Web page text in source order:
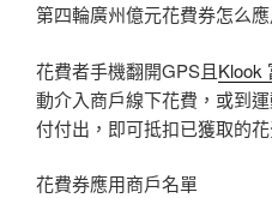
第四輪廣州億元花費券怎么應
花費者手機翻開GPS且Klook
動介入商戶線下花費，或到
付付出，即可抵扣已獲取的花
花費券應用商戶名單